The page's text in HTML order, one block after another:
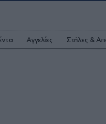
Αγγελίες Στήλες &